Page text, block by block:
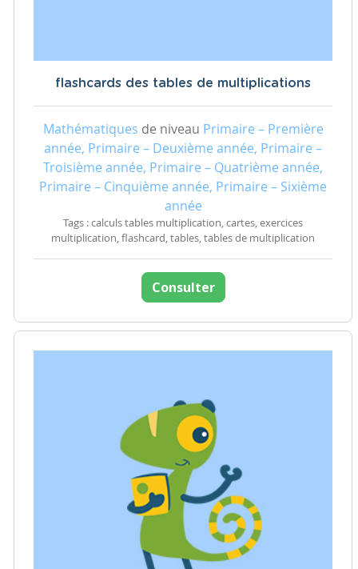
flashcards des tables de multiplications
Mathématiques de niveau Primaire – Première
année, Primaire – Deuxième année, Primaire –
Troisième année, Primaire – Quatrième année,
Primaire – Cinquième année, Primaire – Sixième
année
Tags : calculs tables multiplication, cartes, exercices
multiplication, flashcard, tables, tables de multiplication
Consulter